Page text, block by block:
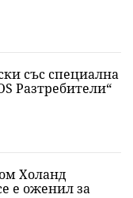
със специална
Разтребители“
Холанд
е оженил за